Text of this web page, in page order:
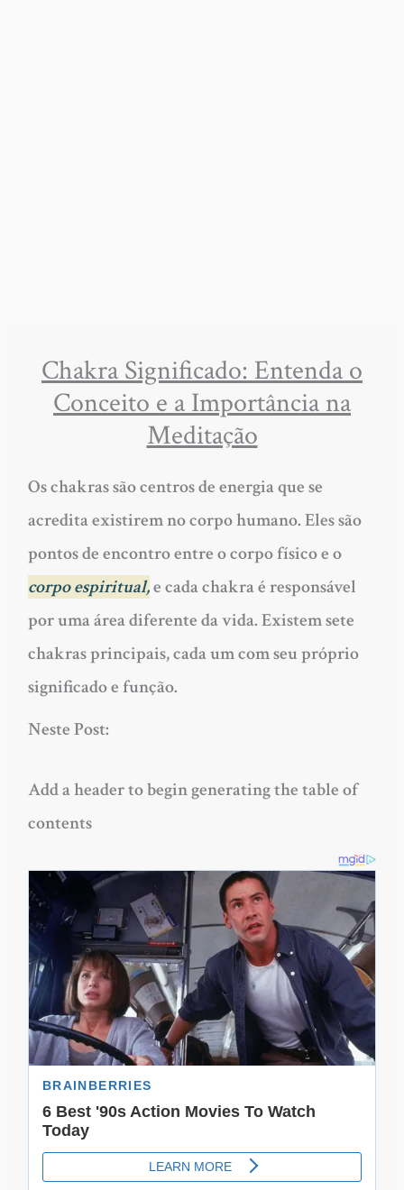
Chakra Significado: Entenda o
Conceito e a Importância na
Meditação
Os chakras são centros de energia que se
acredita existirem no corpo humano. Eles são
pontos de encontro entre o corpo físico e o
corpo espiritual,e cada chakra é responsável
por uma área diferente da vida. Existem sete
chakras principais, cada um com seu próprio
significado e função.
Neste Post:
Add a header to begin generating the table of
contents